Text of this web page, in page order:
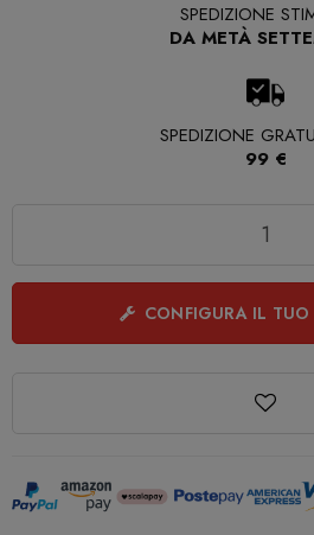
SPEDIZIONE
DA METÀ
SPEDIZIONE
99 €
CONFIGURA IL